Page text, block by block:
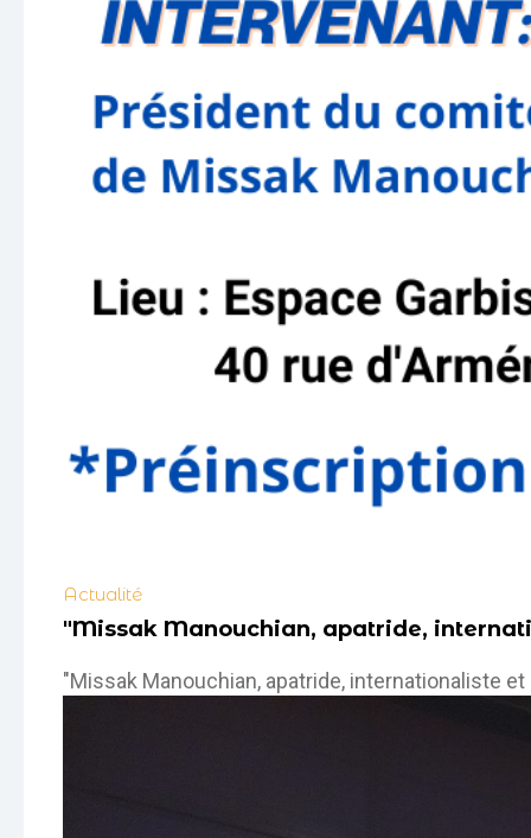
Actualité
"Missak Manouchian, apatride,
"Missak Manouchian, apatride, internationaliste